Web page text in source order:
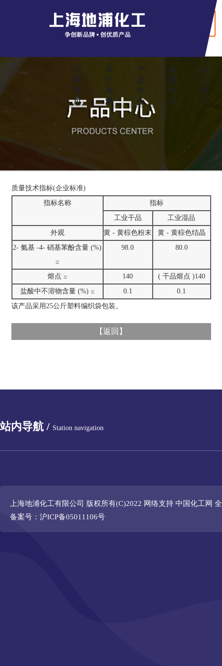
官
网
首
页
关
于
地
浦
产
品
中
心
新
闻
中
心
加
入
我
们
质量技术指标(企业标准)
指标名称
指标
工业干品
工业湿品
外观
黄 - 黄棕色粉末
黄 - 黄棕色结晶
2- 氨基 -4- 硝基苯酚含量 (%)
≥
98.0 80.0
熔点 ≥ 140
( 干品熔点 )140
盐酸中不溶物含量 (%) ≤
0.1
0.1
该产品采用25公斤塑料编织袋包装。
【返回 】
站内导航 / Station navigation
上海地浦化工有限公司 版权所有(C)2022 网络支持 中国化工网
备案号：沪ICP备05011106号